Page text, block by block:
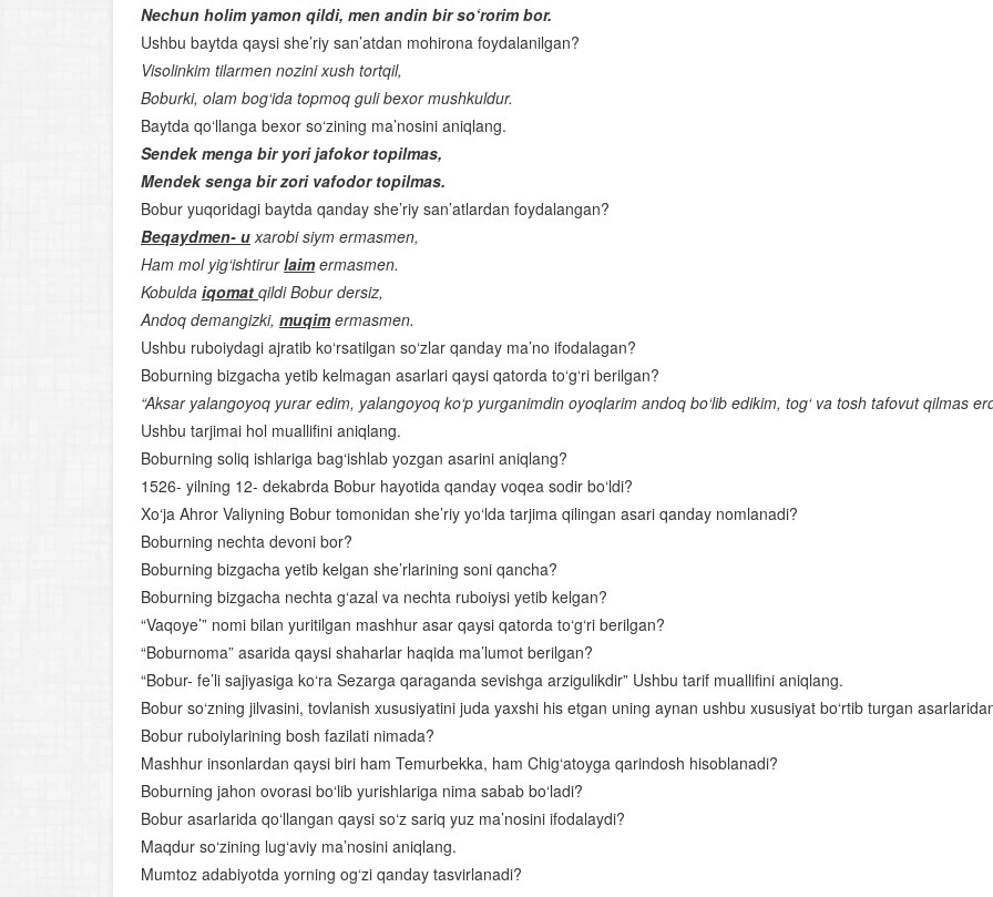
Ahmad Yassaviy
O‘rta Osiyoning qomusiy olimlari
Nosiriddin Burhoniddin o‘g‘li Rabg‘uziy
Lutfiy
“Xamsa”chilik tarixidan
Boburning “Boburnoma” asari
Turdi Farog‘iy
Boborahim Mashrab
Atoiy
Muqimiy
Muhammad Rizo Ogahiy
Ubaydulla Zavqiy
Muhammad Hodiy
Gulxaniy
Nodira
Nechun holim yamon qildi, men andin bir so‘rorim bor.
Ushbu baytda qaysi she’riy san’atdan mohirona foydalanilgan?
Visolinkim tilarmen nozini xush tortqil,
Boburki, olam bog‘ida topmoq guli bexor mushkuldur.
Baytda qo‘llanga bexor so‘zining ma’nosini aniqlang.
Sendek menga bir yori jafokor topilmas,
Mendek senga bir zori vafodor topilmas.
Bobur yuqoridagi baytda qanday she’riy san’atlardan foydalangan?
Beqaydmen- uxarobi siym ermasmen,
Ham mol yig‘ishtirur laimermasmen.
Kobulda iqomat qildi Bobur dersiz,
Andoq demangizki, muqim ermasmen.
Ushbu ruboiydagi ajratib ko‘rsatilgan so‘zlar qanday ma’no ifodalagan?
Boburning bizgacha yetib kelmagan asarlari qaysi qatorda to‘g‘ri berilgan?
“Aksar yalangoyoq yurar edim, yalangoyoq ko‘p yurganimdin oyoqlarim andoq bo‘lib edikim, tog‘ va tosh tafovut qilmas
Ushbu tarjimai hol muallifini aniqlang.
Boburning soliq ishlariga bag‘ishlab yozgan asarini aniqlang?
1526- yilning 12- dekabrda Bobur hayotida qanday voqea sodir bo‘ldi?
Xo‘ja Ahror Valiyning Bobur tomonidan she’riy yo‘lda tarjima qilingan asari qanday nomlanadi?
Boburning nechta devoni bor?
Boburning bizgacha yetib kelgan she’rlarining soni qancha?
Boburning bizgacha nechta g‘azal va nechta ruboiysi yetib kelgan?
“Vaqoye’” nomi bilan yuritilgan mashhur asar qaysi qatorda to‘g‘ri berilgan?
“Boburnoma” asarida qaysi shaharlar haqida ma’lumot berilgan?
“Bobur- fe’li sajiyasiga ko‘ra Sezarga qaraganda sevishga arzigulikdir” Ushbu tarif muallifini aniqlang.
Bobur so‘zning jilvasini, tovlanish xususiyatini juda yaxshi his etgan uning aynan ushbu xususiyat bo‘rtib turgan
Bobur ruboiylarining bosh fazilati nimada?
Mashhur insonlardan qaysi biri ham Temurbekka, ham Chig‘atoyga qarindosh hisoblanadi?
Boburning jahon ovorasi bo‘lib yurishlariga nima sabab bo‘ladi?
Bobur asarlarida qo‘llangan qaysi so‘z sariq yuz ma’nosini ifodalaydi?
Maqdur so‘zining lug‘aviy ma’nosini aniqlang.
Mumtoz adabiyotda yorning og‘zi qanday tasvirlanadi?